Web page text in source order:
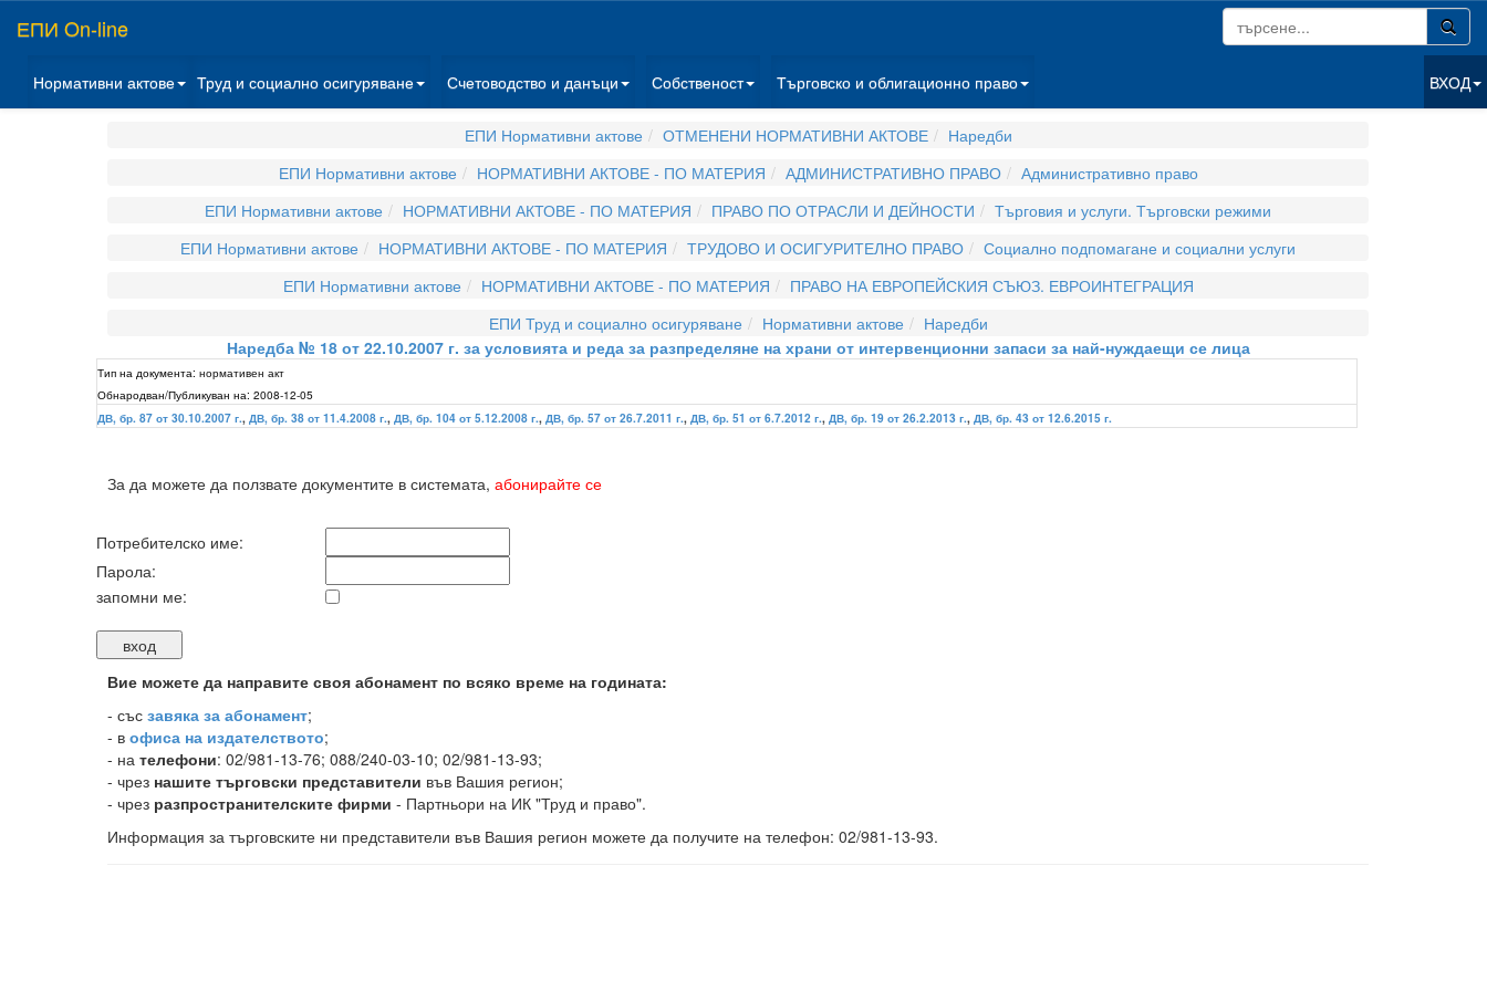
ЕПИ On-line
Нормативни актове Труд и социално осигуряване Счетоводство и данъци Собственост Търговско и облигационно право ВХОД
ЕПИ Нормативни актове ОТМЕНЕНИ НОРМАТИВНИ АКТОВЕ
Наредби
ЕПИ Нормативни актове
НОРМАТИВНИ АКТОВЕ - ПО МАТЕРИЯ АДМИНИСТРАТИВНО ПРАВО
Административно право
ЕПИ Нормативни актове
НОРМАТИВНИ АКТОВЕ - ПО МАТЕРИЯ ПРАВО ПО ОТРАСЛИ И ДЕЙНОСТИ
Търговия и услуги. Търговски режими
ЕПИ Нормативни актове
НОРМАТИВНИ АКТОВЕ - ПО МАТЕРИЯ ТРУДОВО И ОСИГУРИТЕЛНО ПРАВО
Социално подпомагане и социални услуги
ЕПИ Нормативни актове
НОРМАТИВНИ АКТОВЕ - ПО МАТЕРИЯ
ПРАВО НА ЕВРОПЕЙСКИЯ СЪЮЗ. ЕВРОИНТЕГРАЦИЯ
ЕПИ Труд и социално осигуряване
Нормативни актове
Наредби
Наредба № 18 от 22.10.2007 г. за условията и реда за разпределяне на храни от интервенционни запаси за най-нуждаещи се лица
Тип на документа: нормативен акт
Обнародван/Публикуван на: 2008-12-05
ДВ, бр. 87 от 30.10.2007 г., ДВ, бр. 38 от 11.4.2008 г., ДВ, бр. 104 от 5.12.2008 г., ДВ, бр. 57 от 26.7.2011 г., ДВ, бр. 51 от 6.7.2012 г., ДВ, бр. 19 от 26.2.2013 г., ДВ, бр. 43 от 12.6.2015 г.
За да можете да ползвате документите в системата, абонирайте се
Потребителско име:
Парола:
запомни ме:
Вие можете да направите своя абонамент по всяко време на годината:
- със завяка за абонамент;
- в офиса на издателството;
- на телефони: 02/981-13-76; 088/240-03-10; 02/981-13-93;
- чрез нашите търговски представители във Вашия регион;
- чрез разпространителските фирми - Партньори на ИК "Труд и право".
Информация за търговските ни представители във Вашия регион можете да получите на телефон: 02/981-13-93.